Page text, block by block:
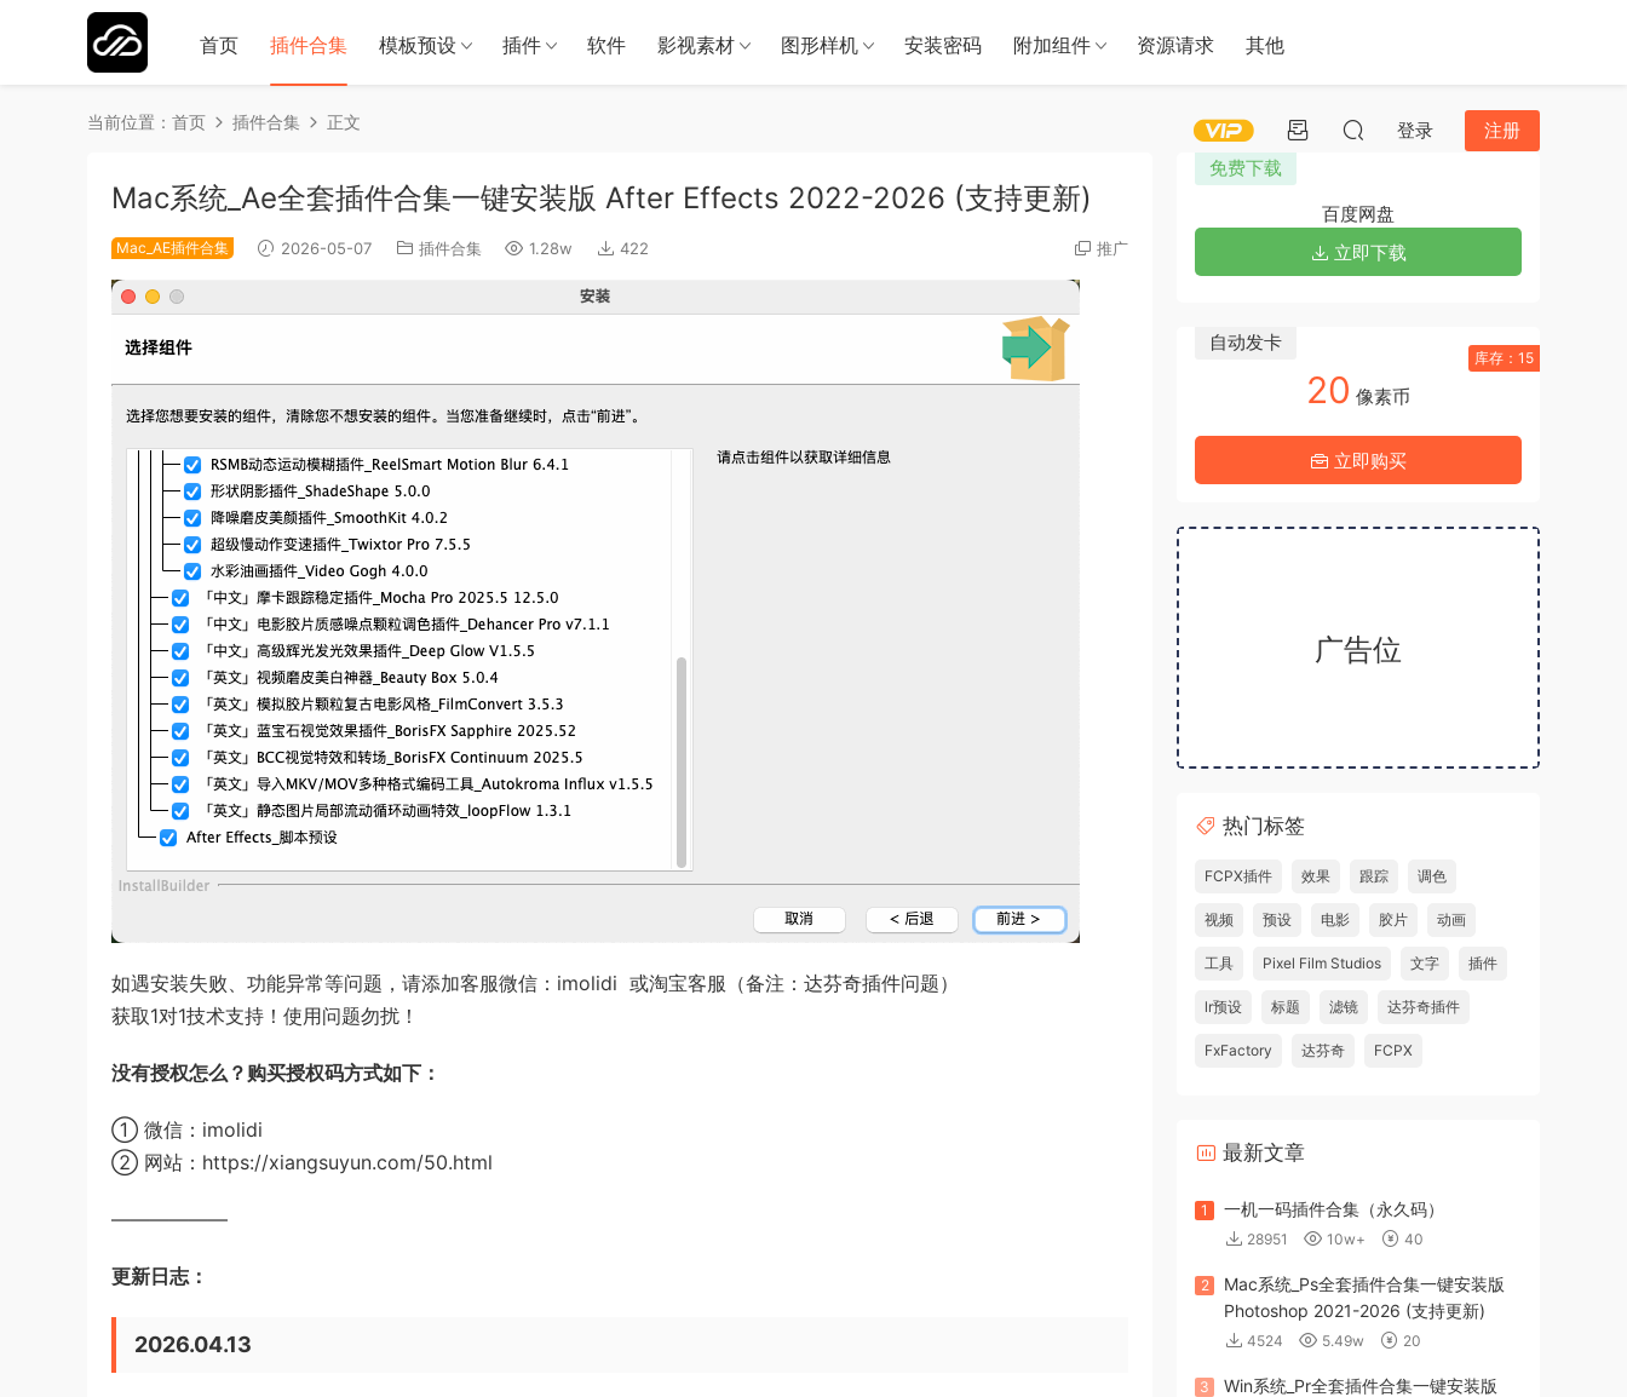
首页 插件合集 模板预设 插件 软件 影视素材 图形样机 安装密码 附加组件 资源请求 其他
登录 注册
当前位置： 首页 插件合集 正文
Mac系统_Ae全套插件合集一键安装版 After Effects 2022-2026 (支持更新)
Mac_AE插件合集 2026-05-07 插件合集 1.28w 422 推广
如遇安装失败、功能异常等问题，请添加客服微信：imolidi 或淘宝客服（备注：达芬奇插件问题）
获取1对1技术支持！使用问题勿扰！
没有授权怎么？购买授权码方式如下：
① 微信：imolidi
② 网站：https://xiangsuyun.com/50.html
——————
更新日志：
2026.04.13
免费下载
百度网盘
立即下载
自动发卡
20 像素币
立即购买
库存：15
广告位
热门标签
FCPX插件 效果 跟踪 调色
视频 预设 电影 胶片 动画
工具 Pixel Film Studios 文字 插件
lr预设 标题 滤镜 达芬奇插件
FxFactory 达芬奇 FCPX
最新文章
1 一机一码插件合集（永久码）
28951 10w+ 40
2
Mac系统_Ps全套插件合集一键安装版
Photoshop 2021-2026 (支持更新)
4524 5.49w 20
3
Win系统_Pr全套插件合集一键安装版